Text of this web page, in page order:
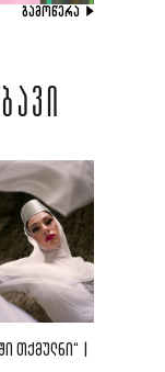
ᲒᲐᲛᲝᲬᲔᲠᲐ
ᲗᲥᲛᲣᲚᲜᲘ“ |